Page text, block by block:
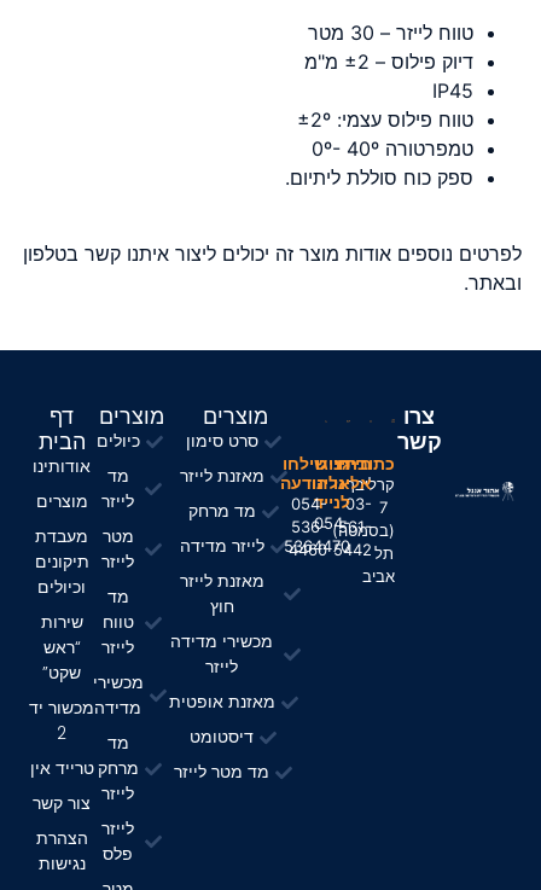
טווח לייזר – 30 מטר
דיוק פילוס – ±2 מ"מ
IP45
טווח פילוס עצמי: ±2º
טמפרטורה 0º- 40º
ספק כוח סוללת ליתיום.
לפרטים נוספים אודות מוצר זה יכולים ליצור איתנו קשר בטלפון
ובאתר.
דף
הבית
אודותינו
מוצרים
מעבדת
תיקונים
וכיולים
שירות
“ראש
שקט”
מכשור יד
2
טרייד אין
צור קשר
הצהרת
נגישות
מוצרים
כיולים
מד
לייזר
מטר
לייזר
מד
טווח
לייזר
מכשירי
מדידה
מד
מרחק
לייזר
לייזר
פלס
מוצרים
סרט סימון
מאזנת לייזר
מד מרחק
לייזר מדידה
מאזנת לייזר
חוץ
מכשירי מדידה
לייזר
מאזנת אופטית
דיסטומט
מד מטר לייזר
צרו
קשר
כתובתינו
קרליבך
7
(בסמטה)
תל
אביב
חייגו
אלינו
03-
561-
5442
חייגו
אלינו
לנייד
054-
5364470
שילחו
הודעה
054-
536-
4460